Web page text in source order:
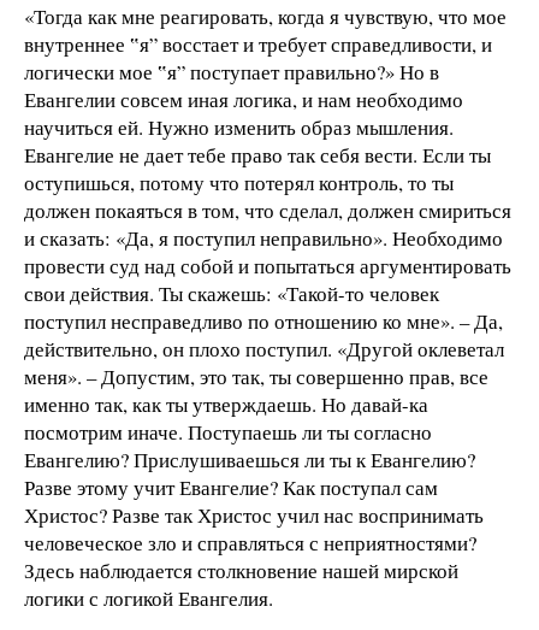
«Тогда как мне реагировать, когда я чувствую, что мое
внутреннее ‟я” восстает и требует справедливости, и
логически мое ‟я” поступает правильно?» Но в
Евангелии совсем иная логика, и нам необходимо
научиться ей. Нужно изменить образ мышления.
Евангелие не дает тебе право так себя вести. Если ты
оступишься, потому что потерял контроль, то ты
должен покаяться в том, что сделал, должен смириться
и сказать: «Да, я поступил неправильно». Необходимо
провести суд над собой и попытаться аргументировать
свои действия. Ты скажешь: «Такой-то человек
поступил несправедливо по отношению ко мне». – Да,
действительно, он плохо поступил. «Другой оклеветал
меня». – Допустим, это так, ты совершенно прав, все
именно так, как ты утверждаешь. Но давай-ка
посмотрим иначе. Поступаешь ли ты согласно
Евангелию? Прислушиваешься ли ты к Евангелию?
Разве этому учит Евангелие? Как поступал сам
Христос? Разве так Христос учил нас воспринимать
человеческое зло и справляться с неприятностями?
Здесь наблюдается столкновение нашей мирской
логики с логикой Евангелия.